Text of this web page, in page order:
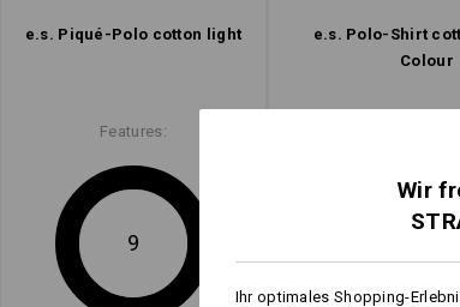
e.s. Piqué-Polo cotton light
Features:
9
e.s. Polo-Shirt
Colour
Wir
Ihr optimales Shopping-